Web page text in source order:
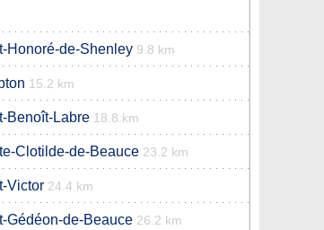
Honoré-de-Shenley 9.8 km
15.2 km
Benoît-Labre 18.8 km
Clotilde-de-Beauce 23.2 km
Victor 24.4 km
Gédéon-de-Beauce 26.2 km